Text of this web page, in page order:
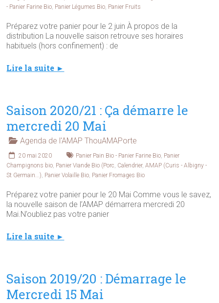
- Panier Farine Bio, Panier Légumes Bio, Panier Fruits
Préparez votre panier pour le 2 juin À propos de la
distribution La nouvelle saison retrouve ses horaires
habituels (hors confinement) : de
Lire la suite ►
Saison 2020/21 : Ça démarre le
mercredi 20 Mai
Agenda de l'AMAP ThouAMAPorte
20 mai 2020 Panier Pain Bio - Panier Farine Bio, Panier
Champignons bio, Panier Viande Bio (Porc, Calendrier,AMAP (Curis - Albigny -
St Germain...), Panier Volaille Bio, Panier Fromages Bio
Préparez votre panier pour le 20 Mai Comme vous le savez,
la nouvelle saison de l’AMAP démarrera mercredi 20
Mai.N’oubliez pas votre panier
Lire la suite ►
Saison 2019/20 : Démarrage le
Mercredi 15 Mai